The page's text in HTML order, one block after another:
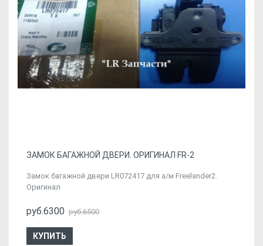
ЗАМОК БАГАЖНОЙ ДВЕРИ. ОРИГИНАЛ FR-2
Замок багажной двери LR072417 для а/м Freelander2.
Оригинал
руб.6300 руб.6500
КУПИТЬ